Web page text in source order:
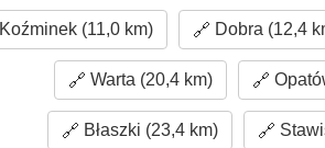
Koźminek (11,0 km) Dobra (12,4
Warta (20,4 km)
Błaszki (23,4 km)